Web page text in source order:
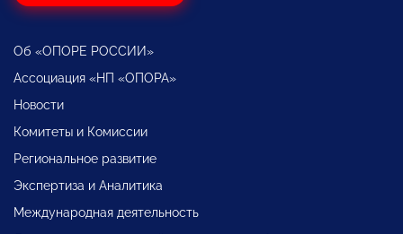
Об «ОПОРЕ РОССИИ»
Ассоциация «НП «ОПОРА»
Новости
Комитеты и Комиссии
Региональное развитие
Экспертиза и Аналитика
Международная деятельность